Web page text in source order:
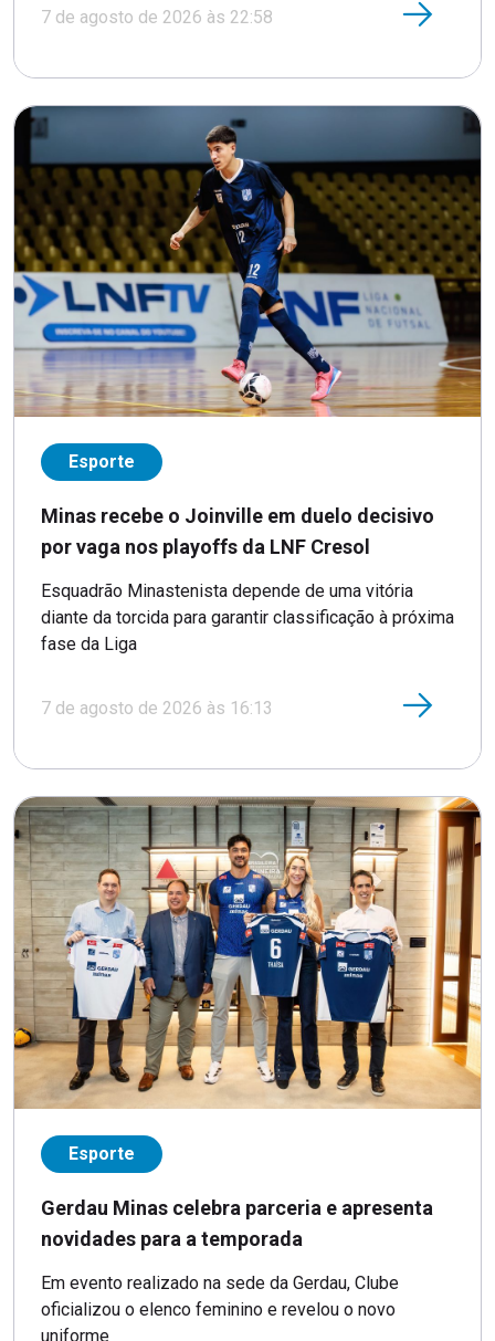
7 de agosto de 2026 às 22:58
Esporte
Minas recebe o Joinville em duelo decisivo
por vaga nos playoffs da LNF Cresol
Esquadrão Minastenista depende de uma vitória
diante da torcida para garantir classificação à próxima
fase da Liga
7 de agosto de 2026 às 16:13
Esporte
Gerdau Minas celebra parceria e apresenta
novidades para a temporada
Em evento realizado na sede da Gerdau, Clube
oficializou o elenco feminino e revelou o novo
uniforme